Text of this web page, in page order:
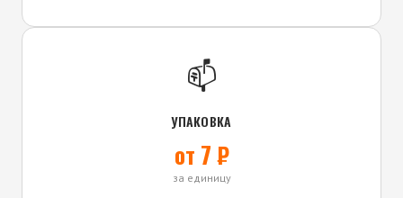
📫
УПАКОВКА
от 7 ₽
за единицу